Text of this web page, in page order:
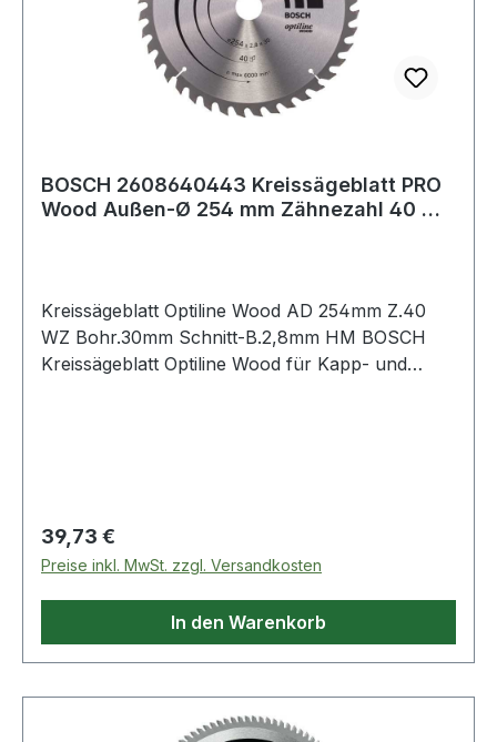
BOSCH 2608640443 Kreissägeblatt PRO
Wood Außen-Ø 254 mm Zähnezahl 40 WZ
Kreissägeblatt Optiline Wood AD 254mm Z.40
WZ Bohr.30mm Schnitt-B.2,8mm HM BOSCH
Kreissägeblatt Optiline Wood für Kapp- und
Regulärer Preis:
39,73 €
Preise inkl. MwSt. zzgl. Versandkosten
In den Warenkorb